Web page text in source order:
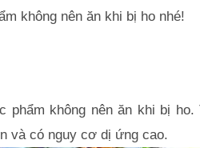
không nên ăn khi bị ho nhé!
phẩm không nên ăn khi bị
và có nguy cơ dị ứng cao.